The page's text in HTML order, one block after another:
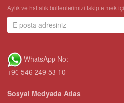
Aylık ve haftalık bültenlerimizi takip etmek
WhatsApp No:
+90 546 249 53 10
Sosyal Medyada Atlas